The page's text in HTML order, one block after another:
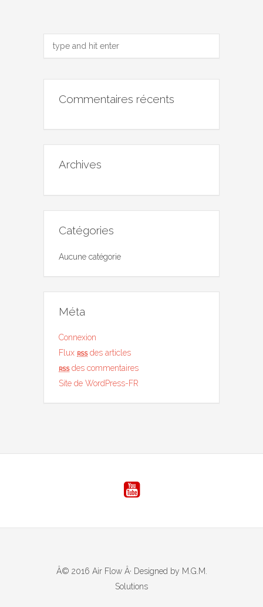
Commentaires récents
Archives
Catégories
Aucune catégorie
Méta
Connexion
Flux rssdes articles
rssdes commentaires
Site de WordPress-FR
Â© 2016 Air Flow Â· Designed by M.G.M.
Solutions